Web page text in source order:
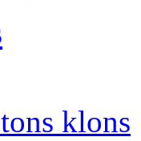
klons